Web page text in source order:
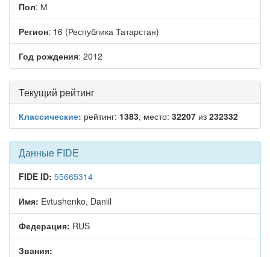
Пол: М
Регион: 16 (Республика Татарстан)
Год рождения: 2012
Текущий рейтинг
Классические: рейтинг: 1383, место: 32207 из 232332
Данные FIDE
FIDE ID: 55665314
Имя: Evtushenko, Daniil
Федерация: RUS
Звания: